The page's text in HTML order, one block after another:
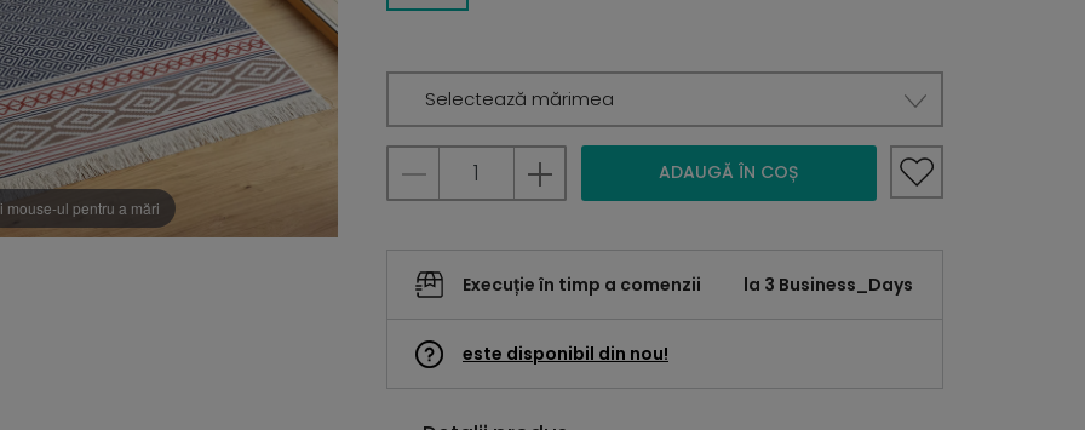
mouse-ul pentru a mări
Selectează mărimea
ADAUGĂ ÎN COȘ
Execuție în timp a comenzii la 3 Business_Days
este disponibil din nou!